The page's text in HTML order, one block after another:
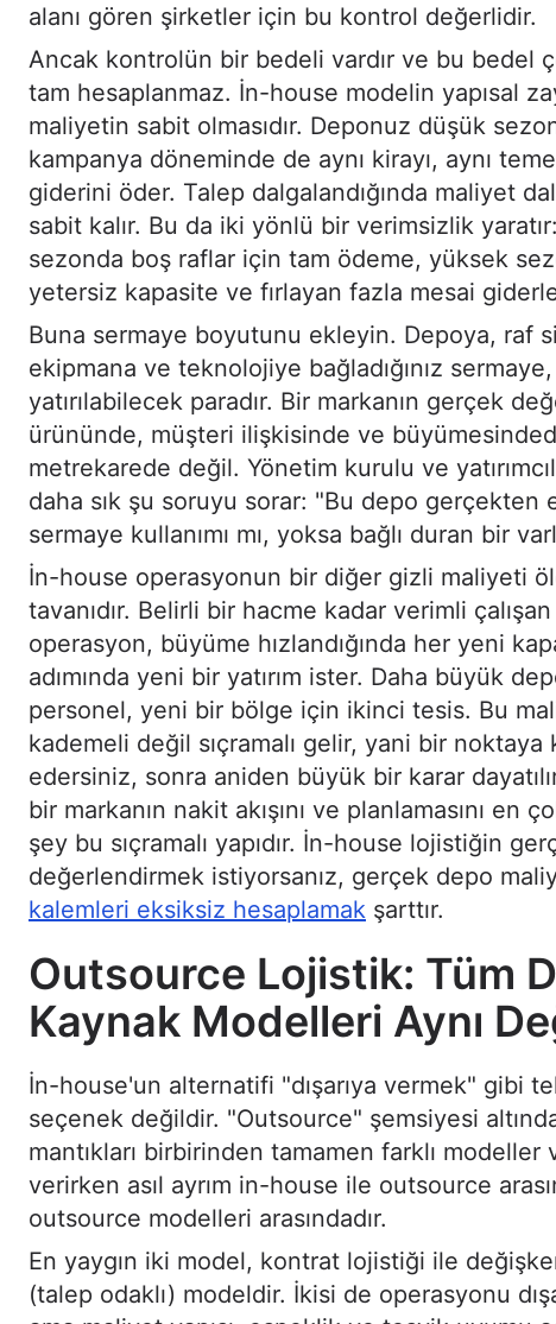
alanı gören şirketler için bu kontrol değerlidir.
Ancak kontrolün bir bedeli vardır ve bu bedel
tam hesaplanmaz. İn-house modelin yapısal
maliyetin sabit olmasıdır. Deponuz düşük
kampanya döneminde de aynı kirayı, aynı
giderini öder. Talep dalgalandığında maliyet
sabit kalır. Bu da iki yönlü bir verimsizlik
sezonda boş raflar için tam ödeme, yüksek
yetersiz kapasite ve fırlayan fazla mesai
Buna sermaye boyutunu ekleyin. Depoya, raf
ekipmana ve teknolojiye bağladığınız
yatırılabilecek paradır. Bir markanın gerçek
ürününde, müşteri ilişkisinde ve
metrekarede değil. Yönetim kurulu ve
daha sık şu soruyu sorar: "Bu depo gerçekten
sermaye kullanımı mı, yoksa bağlı duran bir
İn-house operasyonun bir diğer gizli maliyeti
tavanıdır. Belirli bir hacme kadar verimli
operasyon, büyüme hızlandığında her yeni
adımında yeni bir yatırım ister. Daha büyük
personel, yeni bir bölge için ikinci tesis. Bu
kademeli değil sıçramalı gelir, yani bir noktaya
edersiniz, sonra aniden büyük bir karar
bir markanın nakit akışını ve planlamasını en
şey bu sıçramalı yapıdır. İn-house lojistiğin
değerlendirmek istiyorsanız, gerçek depo
kalemleri eksiksiz hesaplamak şarttır.
Outsource Lojistik: Tüm
Kaynak Modelleri Aynı
İn-house'un alternatifi "dışarıya vermek" gibi
seçenek değildir. "Outsource" şemsiyesi
mantıkları birbirinden tamamen farklı modeller
verirken asıl ayrım in-house ile outsource
outsource modelleri arasındadır.
En yaygın iki model, kontrat lojistiği ile
(talep odaklı) modeldir. İkisi de operasyonu